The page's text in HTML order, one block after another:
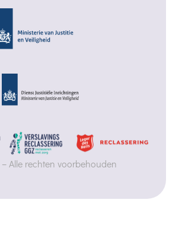
Alle rechten voorbehouden